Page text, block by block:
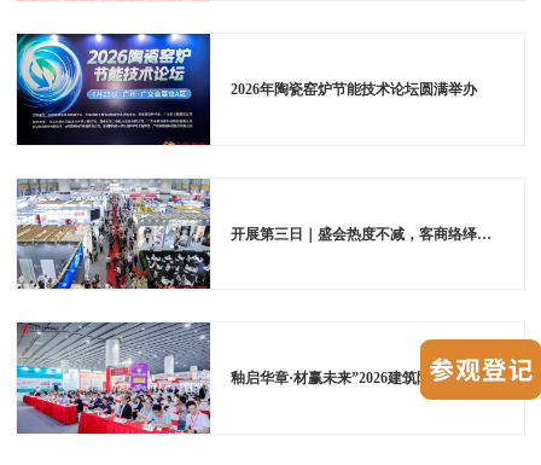
2026年陶瓷窑炉节能技术论坛圆满举办
开展第三日｜盛会热度不减，客商络绎赴展
釉启华章·材赢未来”2026建筑陶瓷表面装饰技术发展论坛在广州成功举办